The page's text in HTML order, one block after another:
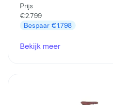
Prijs
€2.799
Bespaar €1.798
Bekijk meer